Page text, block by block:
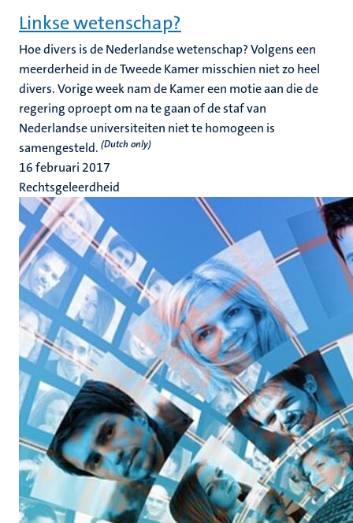
Linkse wetenschap?
Hoe divers is de Nederlandse wetenschap? Volgens een
meerderheid in de Tweede Kamer misschien niet zo heel
divers. Vorige week nam de Kamer een motie aan die de
regering oproept om na te gaan of de staf van
Nederlandse universiteiten niet te homogeen is
samengesteld. (Dutch only)
16 februari 2017
Rechtsgeleerdheid